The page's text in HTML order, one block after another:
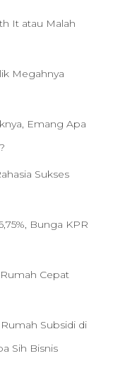
It atau Malah
Megahnya
Emang Apa
Sukses
Bunga KPR
Cepat
Subsidi di
Sih Bisnis